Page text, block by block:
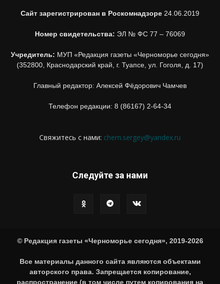
Сайт зарегистрирован в Роскомнадзоре 24.06.2019
Номер свидетельства: ЭЛ № ФС 77 – 76069
Учредитель: МУП «Редакция газеты «Черноморье сегодня»
(352800, Краснодарский край, г. Туапсе, ул. Гоголя, д. 17)
Главный редактор: Алексей Фёдорович Чамчев
Телефон редакции: 8 (86167) 2-64-34
Свяжитесь с нами: chern.sergey@yandex.ru
Следуйте за нами
© Редакция газеты «Черноморье сегодня», 2019-2026
Все материалы данного сайта являются объектами
авторского права. Запрещается копирование,
распространение (в том числе путем копирования на